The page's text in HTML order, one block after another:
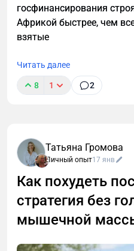
госфинансирования
Африкой быстрее, чем
взятые
Читать далее
8 1 2
Татьяна Громова
Личный опыт17 янв
Как похудеть
стратегия без
мышечной